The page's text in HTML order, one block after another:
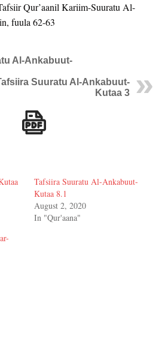
Qur’aanil Kariim-Suuratu Al-
fuula 62-63
Al-Ankabuut-
Suuratu Al-Ankabuut-
Kutaa 3
Tafsiira Suuratu Al-Ankabuut-
Kutaa 8.1
August 2, 2020
In "Qur'aana"